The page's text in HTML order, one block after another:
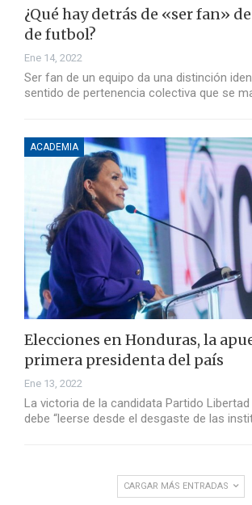
¿Qué hay detrás de «ser fan»
de futbol?
Ene 14, 2022
Ser fan de un equipo da una distinción
sentido de pertenencia colectiva que se
ACADEMIA
Elecciones en Honduras, la
primera presidenta del país
Ene 13, 2022
La victoria de la candidata Partido
debe “leerse desde el desgaste de las
CARGAR MÁS ENTRADAS